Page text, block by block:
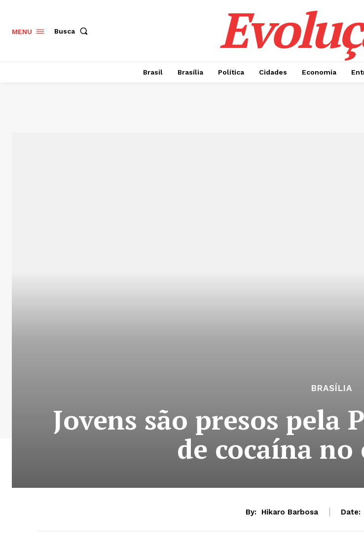
MENU Busca
Brasil Brasília Política Cidades Economia
BRASÍLIA
Jovens são presos pela
de cocaína no
By: Hikaro Barbosa Date: